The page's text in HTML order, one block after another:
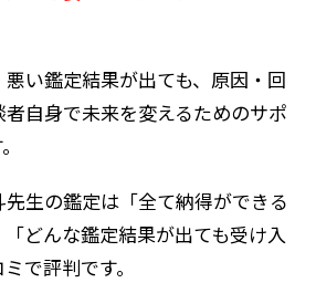
い鑑定結果が出ても、原因・回
自身で未来を変えるためのサポ
生の鑑定は「全て納得ができる
どんな鑑定結果が出ても受け入
で評判です。